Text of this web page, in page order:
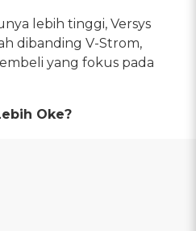
lebih tinggi, Versys
dibanding V-Strom,
yang fokus pada
Oke?